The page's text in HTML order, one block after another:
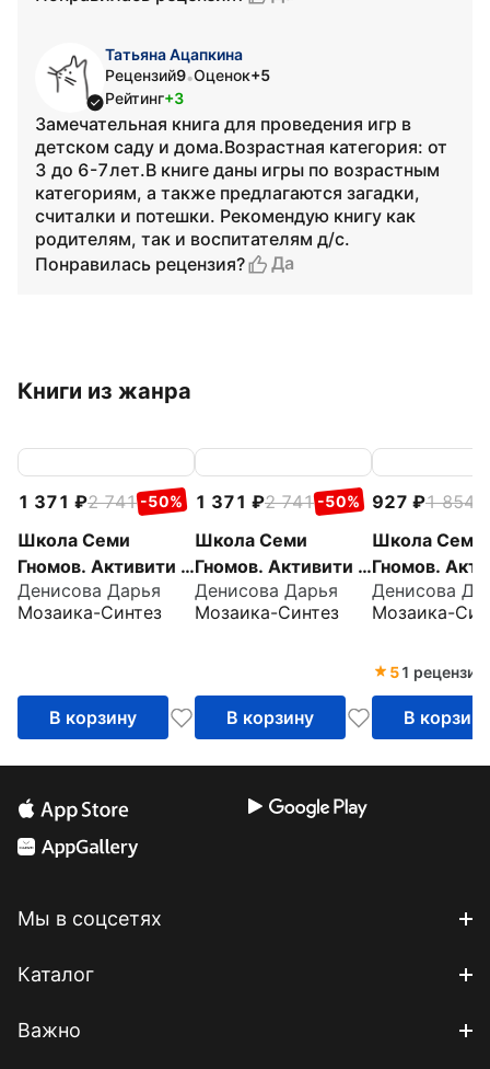
Татьяна Ацапкина
Рецензий9•Оценок+5
Рейтинг+3
Замечательная книга для проведения игр в
детском саду и дома.Возрастная категория: от
3 до 6-7лет.В книге даны игры по возрастным
категориям, а также предлагаются загадки,
считалки и потешки. Рекомендую книгу как
родителям, так и воспитателям д/с.
Понравилась рецензия?
Да
Книги из жанра
1 371 2 741 -50%
Школа Семи
Гномов. Активити с
наклейками.
Комплект 3+
Денисова Дарья
Мозаика-Синтез
В корзину
1 371 2 741 -50%
Школа Семи
Гномов. Активити с
наклейками.
Комплект 2+
Денисова Дарья
Мозаика-Синтез
В корзину
927 1 854
Школа Семи
Гномов.
наклейками.
Комплект 1+
Денисова
Мозаика-
51 рецензия
В корзину
Мы в соцсетях
Каталог
Важно